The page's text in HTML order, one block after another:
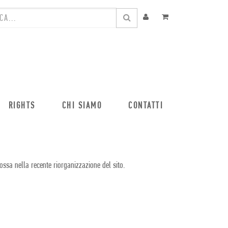
RIGHTS CHI SIAMO CONTATTI
nella recente riorganizzazione del sito.